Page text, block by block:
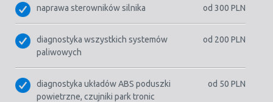
od 300 PLN
naprawa sterowników silnika
od 200 PLN
diagnostyka wszystkich systemów
paliwowych
od 50 PLN
diagnostyka układów ABS poduszki
powietrzne, czujniki park tronic